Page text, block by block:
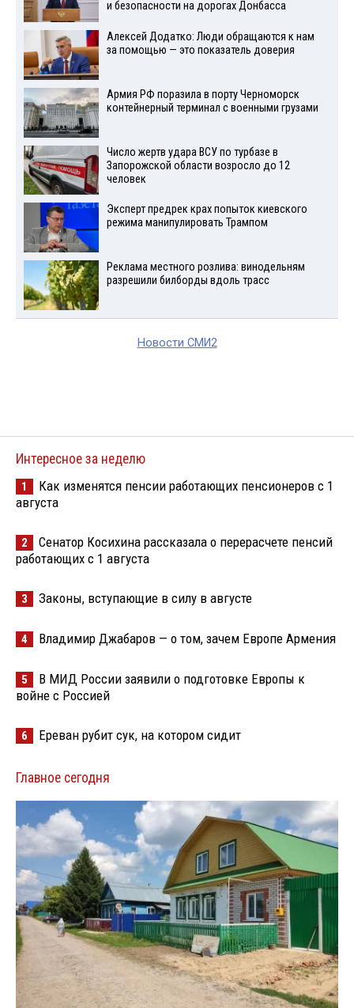
и безопасности на дорогах Донбасса
Алексей Додатко: Люди обращаются к нам
за помощью — это показатель доверия
Армия РФ поразила в порту Черноморск
контейнерный терминал с военными грузами
Число жертв удара ВСУ по турбазе в
Запорожской области возросло до 12
человек
Эксперт предрек крах попыток киевского
режима манипулировать Трампом
Реклама местного розлива: винодельням
разрешили билборды вдоль трасс
Новости СМИ2
Интересное за неделю
1
Как изменятся пенсии работающих пенсионеров с 1
августа
2
Сенатор Косихина рассказала о перерасчете пенсий
работающих с 1 августа
3 Законы, вступающие в силу в августе
4 Владимир Джабаров — о том, зачем Европе Армения
5
В МИД России заявили о подготовке Европы к
войне с Россией
6 Ереван рубит сук, на котором сидит
Главное сегодня